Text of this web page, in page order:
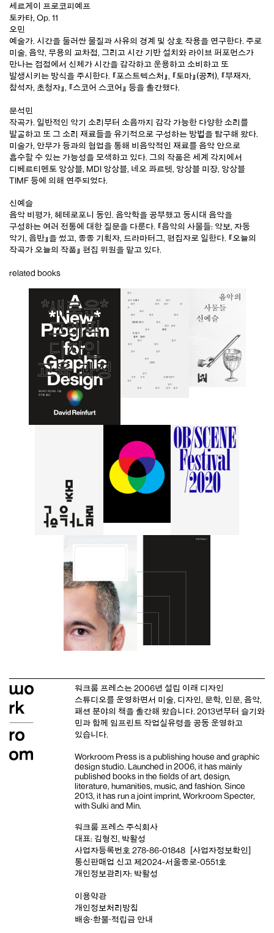
세르게이 프로코피예프
토카타, Op. 11
오민
예술가. 시간을 둘러싼 물질과 사유의 경계 및 상호 작용을 연구한다. 주로
미술, 음악, 무용의 교차점, 그리고 시간 기반 설치와 라이브 퍼포먼스가
만나는 접점에서 신체가 시간을 감각하고 운용하고 소비하고 또
발생시키는 방식을 주시한다. 『포스트텍스처』, 『토마』 (공저), 『부재자,
참석자, 초청자』, 『스코어 스코어』 등을 출간했다.
문석민
작곡가. 일반적인 악기 소리부터 소음까지 감각 가능한 다양한 소리를
발굴하고 또 그 소리 재료들을 유기적으로 구성하는 방법을 탐구해 왔다.
미술가, 안무가 등과의 협업을 통해 비음악적인 재료를 음악 안으로
흡수할 수 있는 가능성을 모색하고 있다. 그의 작품은 세계 각지에서
디베르티멘토 앙상블, MDI 앙상블, 네오 콰르텟, 앙상블 미장, 앙상블
TIMF 등에 의해 연주되었다.
신예슬
음악 비평가, 헤테로포니 동인. 음악학을 공부했고 동시대 음악을
구성하는 여러 전통에 대한 질문을 다룬다. 『음악의 사물들: 악보, 자동
악기, 음반』을 썼고, 종종 기획자, 드라마터그, 편집자로 일한다. 『오늘의
작곡가 오늘의 작품』 편집 위원을 맡고 있다.
related books
워크룸 프레스는 2006년 설립 이래 디자인
스튜디오를 운영하면서 미술, 디자인, 문학, 인문, 음악,
패션 분야의 책을 출간해 왔습니다. 2013년부터 슬기와
민과 함께 임프린트 작업실유령을 공동 운영하고
있습니다.
Workroom Press is a publishing house and graphic
design studio . Launched in 2006, it has mainly
published books in the fields of art, design,
literature, humanities, music, and fashion. Since
2013, it has run a joint imprint, Workroom Specter,
with Sulki and Min
워크룸 프레스 주식회사
대표: 김형진, 박활성
사업자등록번호 278-86-01848
[사업자정보확인]
통신판매업 신고 제2024-서울종로-0551호
개인정보관리자: 박활성
이용약관
개인정보처리방침
배송‧환불‧적립금 안내